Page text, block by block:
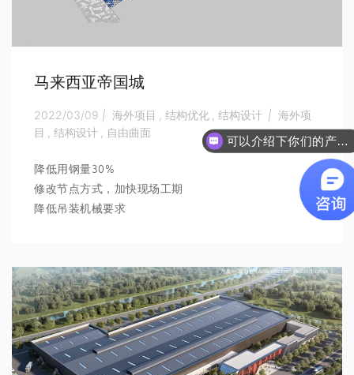
马来西亚帝国城
2022/03/09 | 海外项目 结构优化 结构设计 | 海外项
目
结构设计 自由曲面
降低用钢量30%
修改节点方式，加快现场工期
降低吊装机械要求
可以介绍下你们的产品么